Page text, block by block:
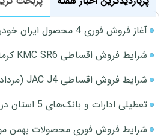
آغاز فروش فوری 4 محصول ایران خودرو در نمایندگی‌ها
شرایط فروش اقساطی KMC SR6 کرمان موتور اعلام شد
شرایط فروش اقساطی JAC J4 (مرداد 1405)
تعطیلی ادارات و بانک‌های 5 استان در روز چهارشنبه
شرایط فروش فوری محصولات بهمن موتور